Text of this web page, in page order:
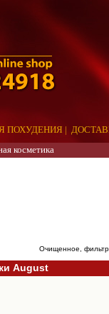
ПОХУДЕНИЯ |
косметика
Oчищенное,
August